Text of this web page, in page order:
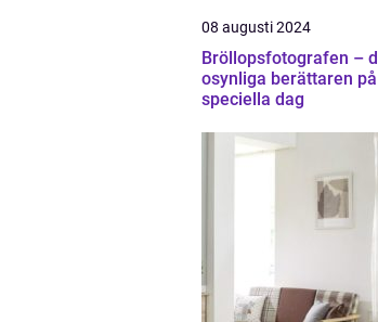
08 augusti 2024
Bröllopsfotografen –
osynliga berättaren
speciella dag